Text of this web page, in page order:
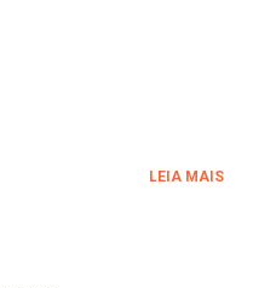
LEIA MAIS